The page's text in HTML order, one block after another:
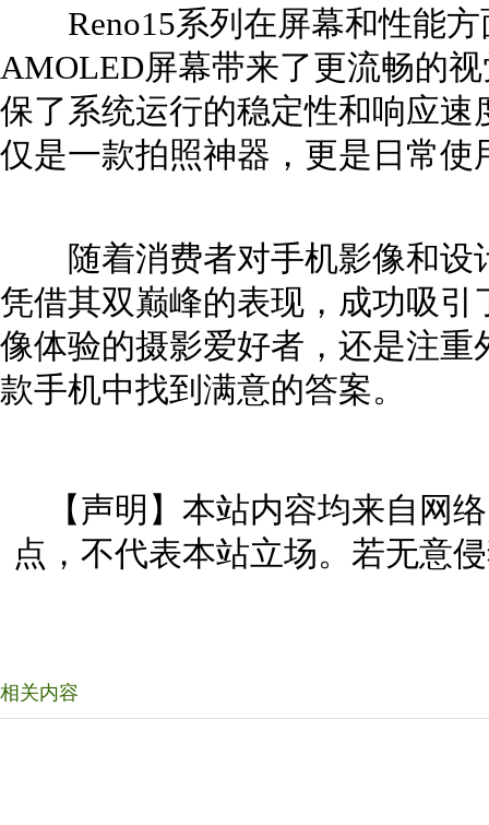
Reno15系列在屏幕和性能方
AMOLED屏幕带来了更流畅的
保了系统运行的稳定性和响应速
仅是一款拍照神器，更是日常使
随着消费者对手机影像和设
凭借其双巅峰的表现，成功吸
像体验的摄影爱好者，还是注
款手机中找到满意的答案。
【声明】本站内容均来自网
点，不代表本站立场。若无意
相关内容